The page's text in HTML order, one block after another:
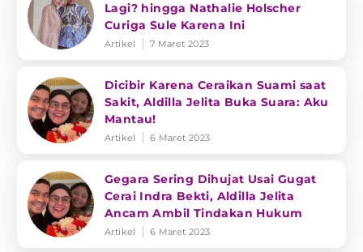
Lagi? hingga Nathalie Holscher
Curiga Sule Karena Ini
Artikel 7 Maret 2023
Dicibir Karena Ceraikan Suami saat
Sakit, Aldilla Jelita Buka Suara: Aku
Mantau!
Artikel 6 Maret 2023
Gegara Sering Dihujat Usai Gugat
Cerai Indra Bekti, Aldilla Jelita
Ancam Ambil Tindakan Hukum
Artikel 6 Maret 2023